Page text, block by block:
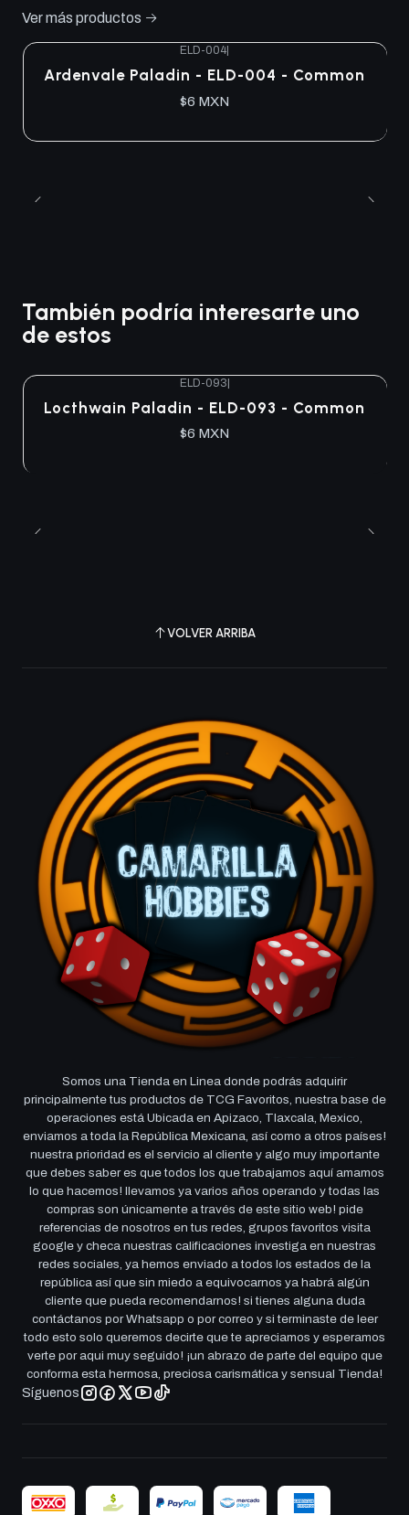
Ver más productos
ELD-004
Ardenvale Paladin - ELD-004 - Common
$6 MXN
También podría interesarte uno
de estos
ELD-093|
Locthwain Paladin - ELD-093 - Common
$6 MXN
VOLVER ARRIBA
Somos una Tienda en Linea donde podrás adquirir
principalmente tus productos de TCG Favoritos, nuestra base de
operaciones está Ubicada en Apizaco, Tlaxcala, Mexico,
enviamos a toda la República Mexicana, así como a otros países!
nuestra prioridad es el servicio al cliente y algo muy importante
que debes saber es que todos los que trabajamos aquí amamos
lo que hacemos! llevamos ya varios años operando y todas las
compras son únicamente a través de este sitio web! pide
referencias de nosotros en tus redes, grupos favoritos visita
google y checa nuestras calificaciones investiga en nuestras
redes sociales, ya hemos enviado a todos los estados de la
república así que sin miedo a equivocarnos ya habrá algún
cliente que pueda recomendarnos! si tienes alguna duda
contáctanos por Whatsapp o por correo y si terminaste de leer
todo esto solo queremos decirte que te apreciamos y esperamos
verte por aqui muy seguido! ¡un abrazo de parte del equipo que
conforma esta hermosa, preciosa carismática y sensual Tienda!
Síguenos